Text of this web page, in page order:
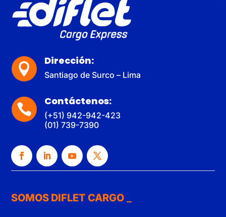

Dirección:
Santiago de Surco – Lima

Contáctenos:
(+51) 942-942-423
(01) 739-7390
SOMOS DIFLET CARGO